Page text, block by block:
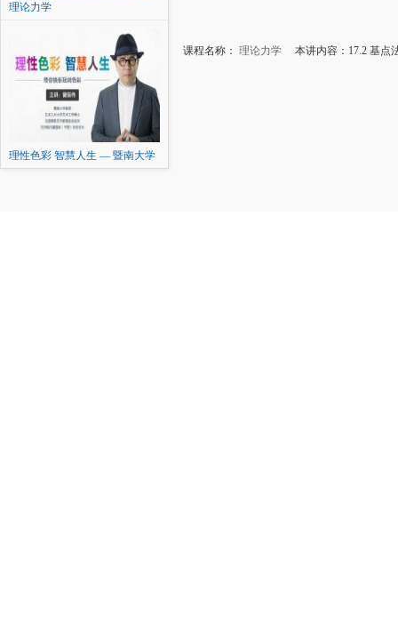
理论力学
理性色彩 智慧人生 — 暨南大学
课程名称： 理论力学 本讲内容：17.2 基点